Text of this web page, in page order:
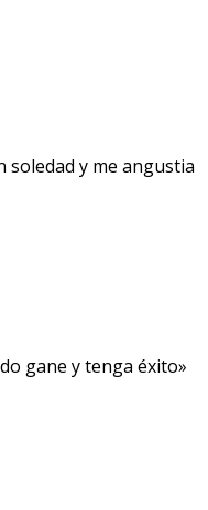
soledad y me angustia
gane y tenga éxito»